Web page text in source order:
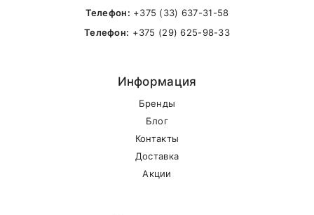
Внимание стоимость доставки зависит от
Телефон: +375 (33) 637-31-58
Телефон: +375 (29) 625-98-33
Информация
Бренды
Блог
Контакты
Доставка
Акции